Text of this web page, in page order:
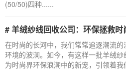
(50/50)四种......
# 羊绒纱线回收公司：环保拯救时尚
在时尚的长河中，我们常常追逐潮流
环境的波澜。如今，有这样一批羊绒
为时尚界环保浪潮中的新宠，引领着